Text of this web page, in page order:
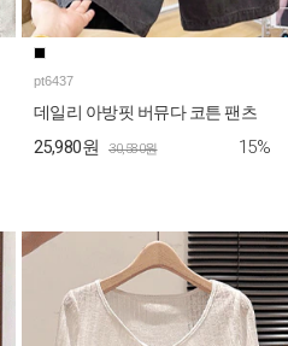
pt6437
데일리 아방핏 버뮤다 코튼 팬츠
25,980원 30,580원 15%